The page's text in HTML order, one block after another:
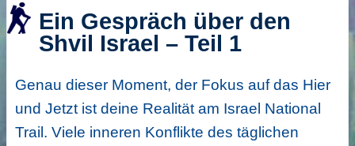
Ein Gespräch über den
Shvil Israel – Teil 1
Genau dieser Moment, der Fokus auf das Hier
und Jetzt ist deine Realität am Israel National
Trail. Viele inneren Konflikte des täglichen